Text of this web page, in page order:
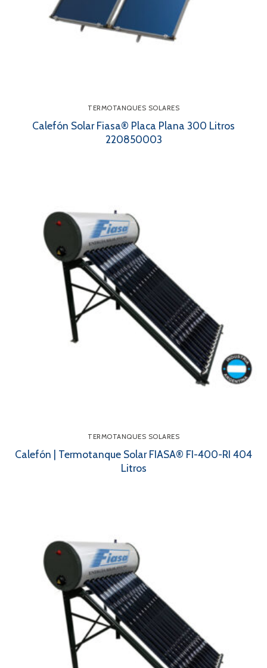
TERMOTANQUES SOLARES
Calefón Solar Fiasa® Placa Plana 300 Litros
220850003
TERMOTANQUES SOLARES
Calefón | Termotanque Solar FIASA® FI-400-RI 404
Litros